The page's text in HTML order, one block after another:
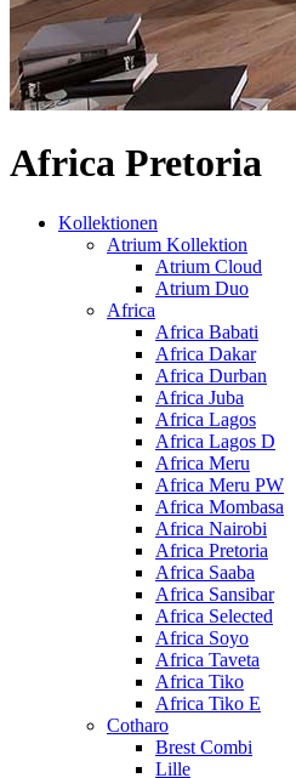
Africa Pretoria
Kollektionen
Atrium Kollektion
Atrium Cloud
Atrium Duo
Africa
Africa Babati
Africa Dakar
Africa Durban
Africa Juba
Africa Lagos
Africa Lagos D
Africa Meru
Africa Meru PW
Africa Mombasa
Africa Nairobi
Africa Pretoria
Africa Saaba
Africa Sansibar
Africa Selected
Africa Soyo
Africa Taveta
Africa Tiko
Africa Tiko E
Cotharo
Brest Combi
Lille